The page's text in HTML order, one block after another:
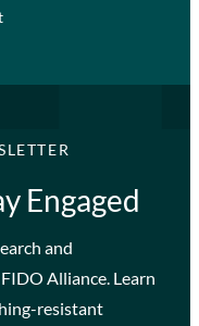
Engaged
and
Alliance. Learn
resistant